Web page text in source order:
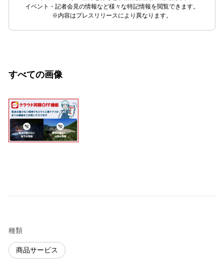
イベント・記者会見の情報など様々な特記情報を閲覧できます。
※内容はプレスリリースにより異なります。
すべての画像
種類
商品サービス